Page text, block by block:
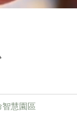
慧園區